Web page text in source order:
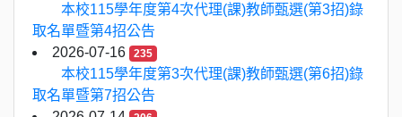
本校115學年度第4次代理(課)教師甄選(第3招)錄
取名單暨第4招公告
2026-07-16
235
本校115學年度第3次代理(課)教師甄選(第6招)錄
取名單暨第7招公告